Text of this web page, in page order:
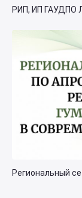
РИП, ИП ГАУДПО
Региональный